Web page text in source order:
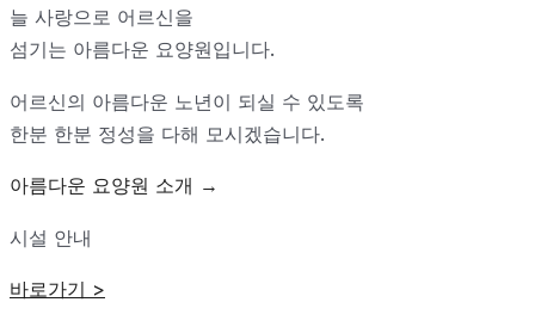
늘 사랑으로 어르신을
섬기는 아름다운 요양원입니다.
어르신의 아름다운 노년이 되실 수 있도록
한분 한분 정성을 다해 모시겠습니다.
아름다운 요양원 소개 →
시설 안내
바로가기 >